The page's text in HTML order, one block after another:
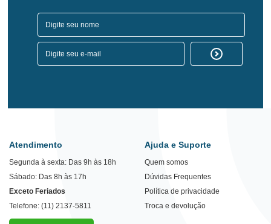
Atendimento
Segunda à sexta: Das 9h às 18h
Sábado: Das 8h às 17h
Exceto Feriados
Telefone: (11) 2137-5811
Ajuda e Suporte
Quem somos
Dúvidas Frequentes
Política de privacidade
Troca e devolução